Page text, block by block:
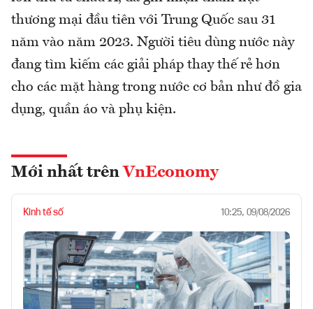
thương mại đầu tiên với Trung Quốc sau 31
năm vào năm 2023. Người tiêu dùng nước này
đang tìm kiếm các giải pháp thay thế rẻ hơn
cho các mặt hàng trong nước cơ bản như đồ gia
dụng, quần áo và phụ kiện.
Mới nhất trên VnEconomy
Kinh tế số 10:25, 09/08/2026